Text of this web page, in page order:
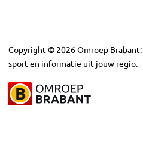
Copyright © 2026Omroep
sport en informatie uit jouw regio.